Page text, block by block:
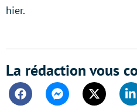
hier.
La rédaction vous
FacebookMessengerTwitter